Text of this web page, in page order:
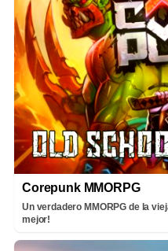
Corepunk MMORPG
Un verdadero MMORPG de la
mejor!